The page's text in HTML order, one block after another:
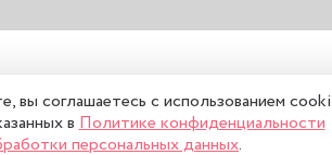
вы соглашаетесь с использованием
вПолитике конфиденциальности
персональных данных.